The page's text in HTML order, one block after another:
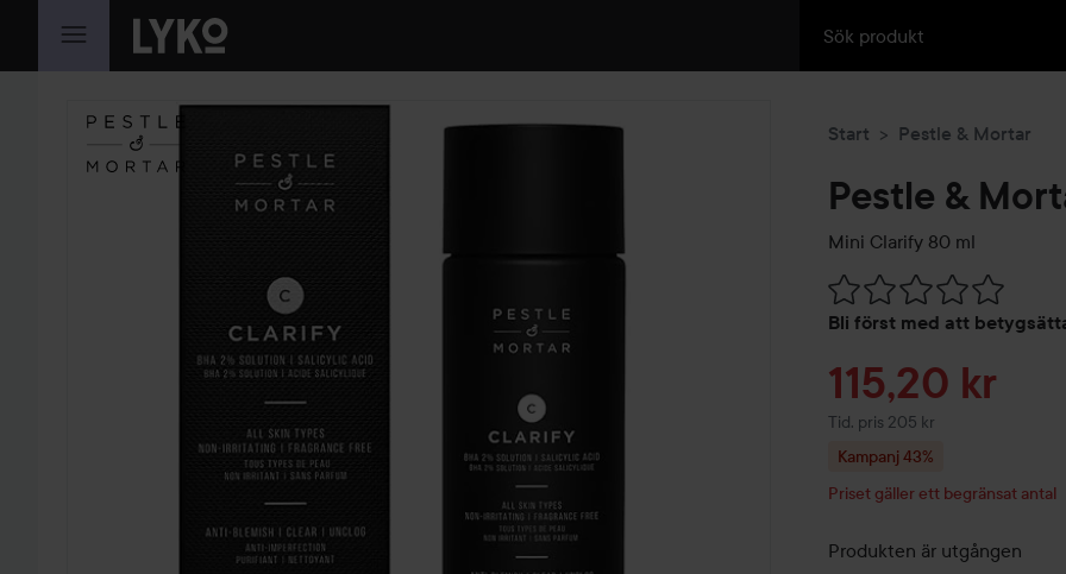
HOPPA TILL INNEHÅLLET
Start Pestle & Mortar
Pestle &
Mini Clarify 80 ml
Bli först med att
Hoppa till Betyg &
Reapris
115,20 kr
Tid. pris 205 kr
Tidigare pris 205 kr
Kampanj 43%
Priset gäller ett begränsat antal
Produkten är utgången